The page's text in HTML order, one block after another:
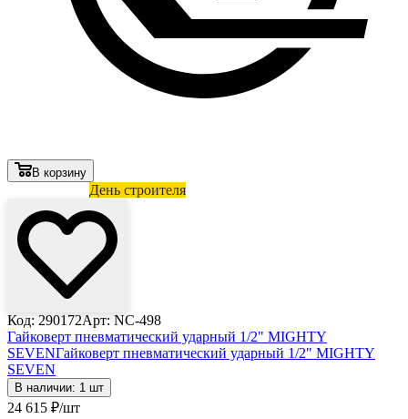
В корзину
День строителя
Код: 290172Арт: NC-498
Гайковерт пневматический ударный 1/2" MIGHTY
SEVENГайковерт пневматический ударный 1/2" MIGHTY
SEVEN
В наличии: 1 шт
24 615 ₽/шт